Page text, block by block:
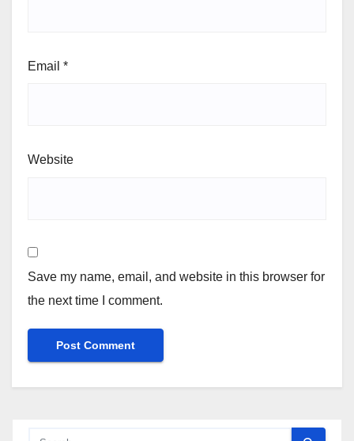
Email *
Website
Save my name, email, and website in this browser for
the next time I comment.